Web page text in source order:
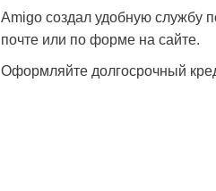
Amigo создал удобную службу
почте или по форме на сайте.
Оформляйте долгосрочный